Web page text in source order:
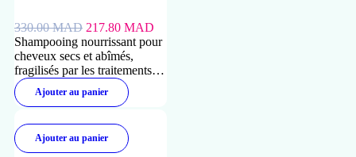
330.00MAD 217.80 MAD
Shampooing nourrissant pour
cheveux secs et abîmés,
fragilisés par les traitements
chimiques.
Ajouter au panier
Ajouter au panier